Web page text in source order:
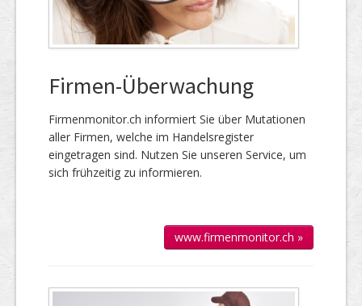
Firmen-Überwachung
Firmenmonitor.ch informiert Sie über Mutationen
aller Firmen, welche im Handels­register
eingetragen sind. Nutzen Sie unseren Service, um
sich frühzeitig zu informieren.
www.firmenmonitor.ch »